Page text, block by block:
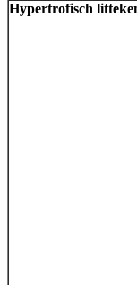
Hypertrofisch